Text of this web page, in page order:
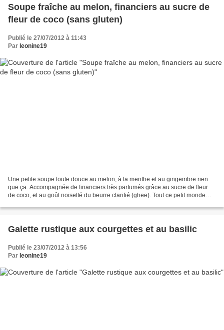
Soupe fraîche au melon, financiers au sucre de
fleur de coco (sans gluten)
Publié le 27/07/2012 à 11:43
Par leonine19
Une petite soupe toute douce au melon, à la menthe et au gingembre rien
que ça. Accompagnée de financiers très parfumés grâce au sucre de fleur
de coco, et au goût noisetté du beurre clarifié (ghee). Tout ce petit monde
Galette rustique aux courgettes et au basilic
Publié le 23/07/2012 à 13:56
Par leonine19